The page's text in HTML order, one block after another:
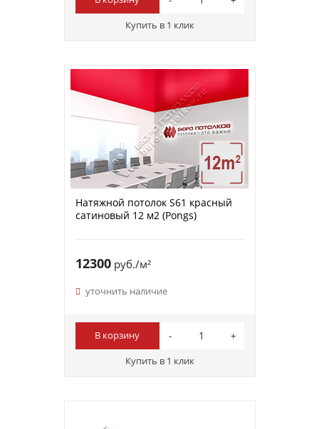
Купить в 1 клик
Натяжной потолок S61 красный
сатиновый 12 м2 (Pongs)
12300руб./м²
уточнить наличие
В корзину
Купить в 1 клик